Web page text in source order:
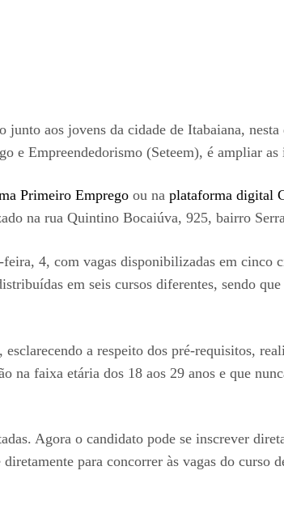
aos jovens da cidade de Itabaiana,
e Empreendedorismo (Seteem), é ampliar
Primeiro Emprego ou na plataforma digital
na rua Quintino Bocaiúva, 925, bairro
4, com vagas disponibilizadas em cinco
em seis cursos diferentes, sendo
a respeito dos pré-requisitos,
na faixa etária dos 18 aos 29 anos e que
Agora o candidato pode se inscrever
para concorrer às vagas do curso